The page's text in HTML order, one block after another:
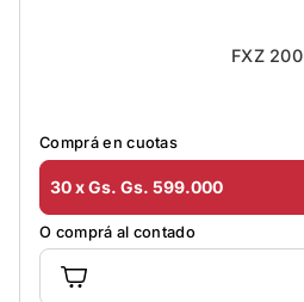
FXZ 200
Comprá en cuotas
30 x Gs. Gs. 599.000
O comprá al contado